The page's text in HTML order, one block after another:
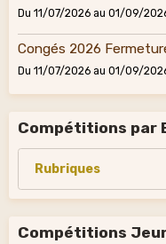
Du 11/07/2026 au 01/09/
Congés 2026
Du 11/07/2026 au 01/09/
Compétitions par
Compétitions